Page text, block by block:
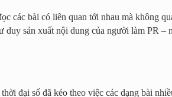
các bài có liên quan tới nhau mà không
sản xuất nội dung của người làm PR
đại số đã kéo theo việc các dạng bài